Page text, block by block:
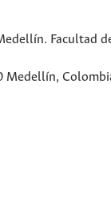
Facultad
Medellín,